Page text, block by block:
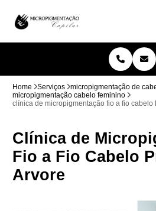
Home Serviços
micropigmentação de
micropigmentação cabelo feminino
clínica de micropigmentação fio a fio cabelo
Clínica de
Fio a Fio Cabelo
Arvore